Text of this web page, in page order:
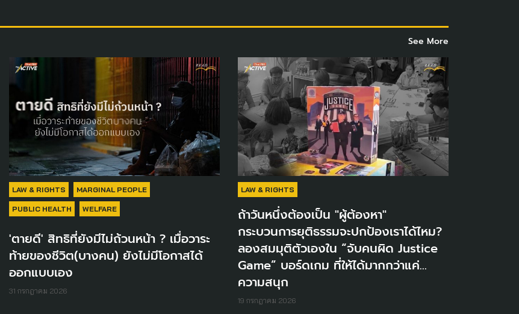
See More
LAW & RIGHTS MARGINAL PEOPLE
PUBLIC HEALTH WELFARE
'ตายดี' สิทธิที่ยังมีไม่ถ้วนหน้า ? เมื่อวาระ
ท้ายของชีวิต(บางคน) ยังไม่มีโอกาสได้
ออกแบบเอง
31 กรกฎาคม 2026
LAW & RIGHTS
ถ้าวันหนึ่งต้องเป็น "ผู้ต้องหา"
กระบวนการยุติธรรมจะปกป้องเราได้ไหม​?
ลองสมมุติตัวเองใน “จับคนผิด Justice
Game” บอร์ดเกม ที่ให้ได้มากกว่าแค่...
ความสนุก
19 กรกฎาคม 2026